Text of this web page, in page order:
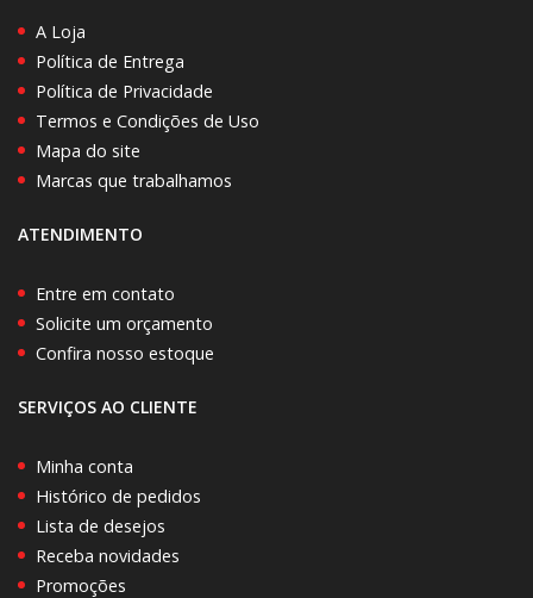
A Loja
Política de Entrega
Política de Privacidade
Termos e Condições de Uso
Mapa do site
Marcas que trabalhamos
ATENDIMENTO
Entre em contato
Solicite um orçamento
Confira nosso estoque
SERVIÇOS AO CLIENTE
Minha conta
Histórico de pedidos
Lista de desejos
Receba novidades
Promoções